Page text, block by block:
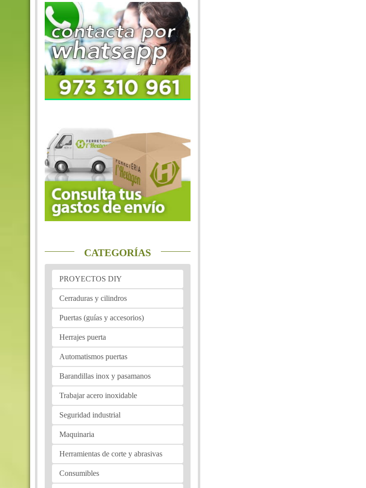
CATEGORÍAS
PROYECTOS DIY
Cerraduras y cilindros
Puertas (guías y accesorios)
Herrajes puerta
Automatismos puertas
Barandillas inox y pasamanos
Trabajar acero inoxidable
Seguridad industrial
Maquinaria
Herramientas de corte y abrasivas
Consumibles